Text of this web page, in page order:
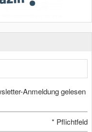
Anmeldung gelesen
* Pflichtfeld